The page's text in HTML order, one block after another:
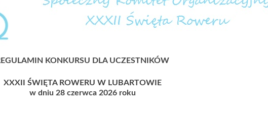
KONKURSU DLA UCZESTNIKÓW
XXXII ŚWIĘTA ROWERU W LUBARTOWIE
w dniu 28 czerwca 2026 roku